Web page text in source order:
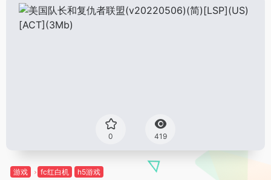
0 419
游戏 fc红白机 h5游戏